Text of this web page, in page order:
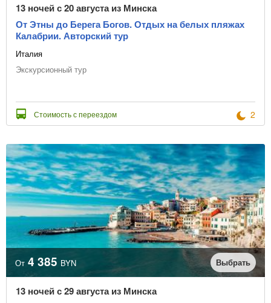
13 ночей с 20 августа из Минска
От Этны до Берега Богов. Отдых на белых пляжах
Калабрии. Авторский тур
Италия
Экскурсионный тур
Стоимость с переездом 2
От 4 385 BYN Выбрать
13 ночей с 29 августа из Минска